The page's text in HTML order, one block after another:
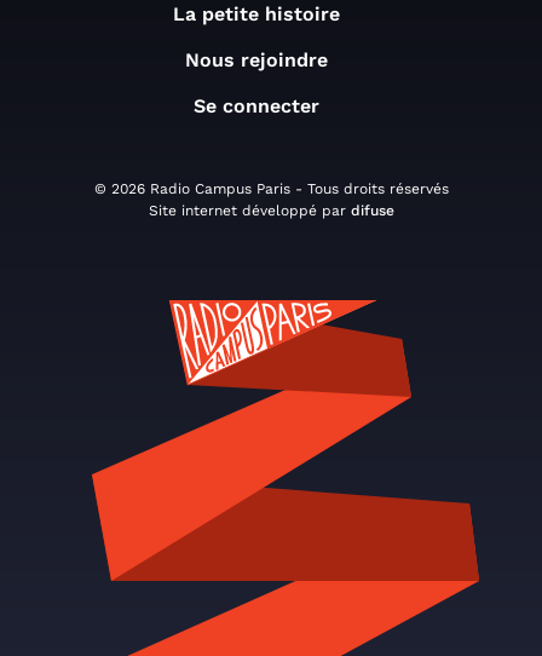
La petite histoire
Nous rejoindre
Se connecter
© 2026 Radio Campus Paris - Tous droits réservés
Site internet développé par difuse